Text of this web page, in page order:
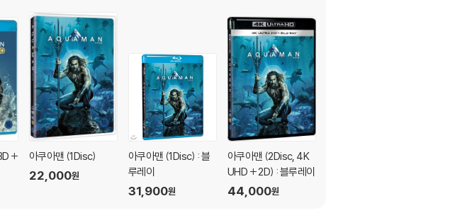
+
아쿠아맨 (1Disc)
22,000원
아쿠아맨 (1Disc) : 블
루레이
31,900원
아쿠아맨 (2Disc, 4K
UHD + 2D) : 블루레이
44,000원